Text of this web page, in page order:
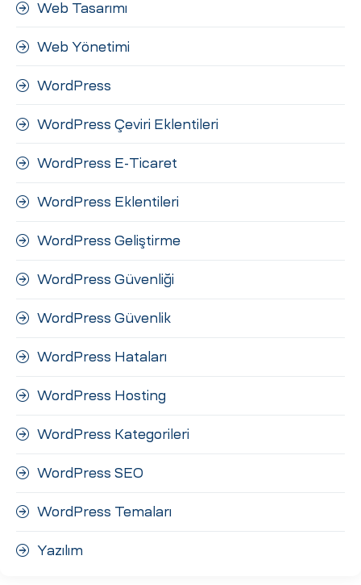
Web Tasarımı
Web Yönetimi
WordPress
WordPress Çeviri Eklentileri
WordPress E-Ticaret
WordPress Eklentileri
WordPress Geliştirme
WordPress Güvenliği
WordPress Güvenlik
WordPress Hataları
WordPress Hosting
WordPress Kategorileri
WordPress SEO
WordPress Temaları
Yazılım